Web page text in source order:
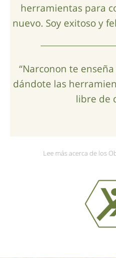
herramientas para
nuevo. Soy exitoso y
“Narconon te
dándote las
libre de
Lee más acerca de los